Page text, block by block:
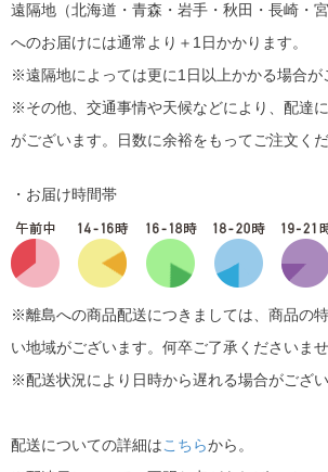
遠隔地（北海道・青森・岩手・秋田・長崎・
へのお届けには通常より＋1日かかります。
※遠隔地によっては更に1日以上かかる場合が
※その他、交通事情や天候などにより、配達
がございます。日数に余裕をもってご注文くだ
・お届け時間帯
※離島への商品配送につきましては、商品の
い地域がございます。何卒ご了承くださいませ
※配送状況により日時から遅れる場合がござい
配送についての詳細はこちらから。